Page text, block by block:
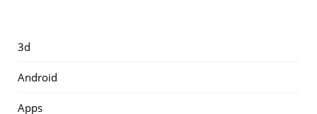
3d
Android
Apps